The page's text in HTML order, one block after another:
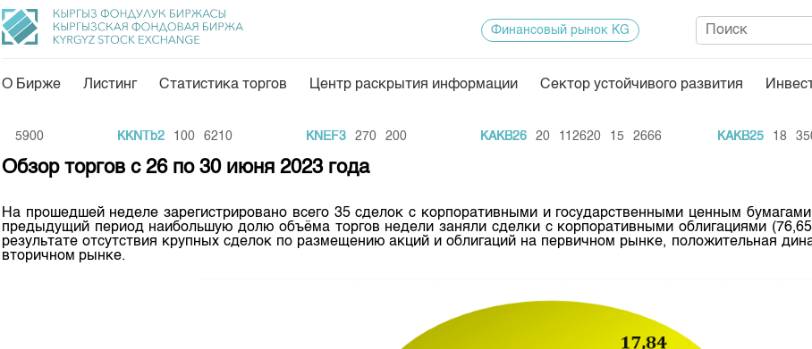
Общая информация
Руководство
Внутренний аудитор
Товарно-сырьевой сектор
Центр раскрытия информации
Тарифы
Центр раскрытия информации Индекс и
Котировки
Финансовый рынок KG
О Бирже Листинг Статистика торгов Центр раскрытия информации Сектор устойчивого развития
KKNTb2 100 6210 KNEF3 270 200 KAKB26 20 112620 15 2666 KAKB25 18 35000
Обзор торгов с 26 по 30 июня 2023 года
На прошедшей неделе зарегистрировано всего 35 сделок c корпоративными и государственными ценным
предыдущий период наибольшую долю объёма торгов недели заняли сделки с корпоративными облигациями
результате отсутствия крупных сделок по размещению акций и облигаций на первичном рынке, положительная
вторичном рынке.